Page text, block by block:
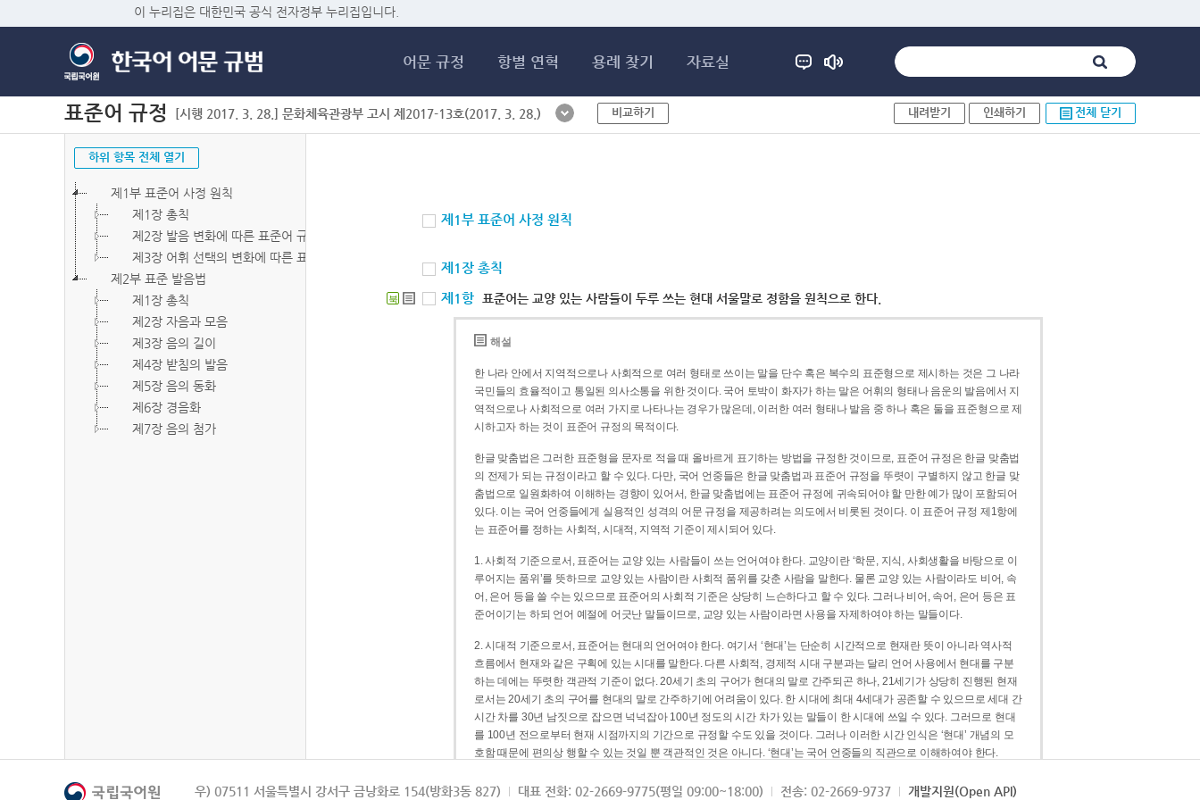
이 누리집은 대한민국 공식 전자정부 누리집입니다.
어문 규정 항별 연혁 용례 찾기 자료실
표준어 규정 [시행 2017. 3. 28.] 문화체육관광부 고시 제2017-13호(2017. 3. 28.) 비교하기 내려받기 인쇄하기 전체 닫기
하위 항목 전체 열기
제1부 표준어 사정 원칙
제1장 총칙
제2장 발음 변화에 따른 표준어 규정
제3장 어휘 선택의 변화에 따른 표준어 규정
제2부 표준 발음법
제1장 총칙
제2장 자음과 모음
제3장 음의 길이
제4장 받침의 발음
제5장 음의 동화
제6장 경음화
제7장 음의 첨가
제1부 표준어 사정 원칙
제1장 총칙
북 제1항 표준어는 교양 있는 사람들이 두루 쓰는 현대 서울말로 정함을 원칙으로 한다.
해설
한 나라 안에서 지역적으로나 사회적으로 여러 형태로 쓰이는 말을 단수 혹은 복수의 표준형으로 제시하는 것은 그 나라
국민들의 효율적이고 통일된 의사소통을 위한 것이다. 국어 토박이 화자가 하는 말은 어휘의 형태나 음운의 발음에서 지
역적으로나 사회적으로 여러 가지로 나타나는 경우가 많은데, 이러한 여러 형태나 발음 중 하나 혹은 둘을 표준형으로 제
시하고자 하는 것이 표준어 규정의 목적이다.
한글 맞춤법은 그러한 표준형을 문자로 적을 때 올바르게 표기하는 방법을 규정한 것이므로, 표준어 규정은 한글 맞춤법
의 전제가 되는 규정이라고 할 수 있다. 다만, 국어 언중들은 한글 맞춤법과 표준어 규정을 뚜렷이 구별하지 않고 한글 맞
춤법으로 일원화하여 이해하는 경향이 있어서, 한글 맞춤법에는 표준어 규정에 귀속되어야 할 만한 예가 많이 포함되어
있다. 이는 국어 언중들에게 실용적인 성격의 어문 규정을 제공하려는 의도에서 비롯된 것이다. 이 표준어 규정 제1항에
는 표준어를 정하는 사회적, 시대적, 지역적 기준이 제시되어 있다.
1. 사회적 기준으로서, 표준어는 교양 있는 사람들이 쓰는 언어여야 한다. 교양이란 ‘학문, 지식, 사회생활을 바탕으로 이
루어지는 품위’를 뜻하므로 교양 있는 사람이란 사회적 품위를 갖춘 사람을 말한다. 물론 교양 있는 사람이라도 비어, 속
어, 은어 등을 쓸 수는 있으므로 표준어의 사회적 기준은 상당히 느슨하다고 할 수 있다. 그러나 비어, 속어, 은어 등은 표
준어이기는 하되 언어 예절에 어긋난 말들이므로, 교양 있는 사람이라면 사용을 자제하여야 하는 말들이다.
2. 시대적 기준으로서, 표준어는 현대의 언어여야 한다. 여기서 ‘현대’는 단순히 시간적으로 현재란 뜻이 아니라 역사적
흐름에서 현재와 같은 구획에 있는 시대를 말한다. 다른 사회적, 경제적 시대 구분과는 달리 언어 사용에서 현대를 구분
하는 데에는 뚜렷한 객관적 기준이 없다. 20세기 초의 구어가 현대의 말로 간주되곤 하나, 21세기가 상당히 진행된 현재
로서는 20세기 초의 구어를 현대의 말로 간주하기에 어려움이 있다. 한 시대에 최대 4세대가 공존할 수 있으므로 세대 간
시간 차를 30년 남짓으로 잡으면 넉넉잡아 100년 정도의 시간 차가 있는 말들이 한 시대에 쓰일 수 있다. 그러므로 현대
를 100년 전으로부터 현재 시점까지의 기간으로 규정할 수도 있을 것이다. 그러나 이러한 시간 인식은 ‘현대’ 개념의 모
호함 때문에 편의상 행할 수 있는 것일 뿐 객관적인 것은 아니다. ‘현대’는 국어 언중들의 직관으로 이해하여야 한다.
3. 지역적 기준으로서, 표준어는 서울말이어야 한다. 이는 표준어의 공용어적 성격을 가장 크게 드러내 주는 기준이다.
우) 07511 서울특별시 강서구 금낭화로 154(방화3동 827) 대표 전화: 02-2669-9775(평일 09:00~18:00) 전송: 02-2669-9737 개발지원(Open API)